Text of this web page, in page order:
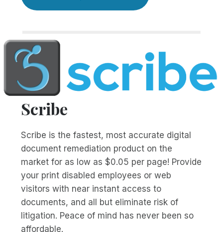
Scribe
Scribe is the fastest, most accurate digital
document remediation product on the
market for as low as $0.05 per page! Provide
your print disabled employees or web
visitors with near instant access to
documents, and all but eliminate risk of
litigation. Peace of mind has never been so
affordable.